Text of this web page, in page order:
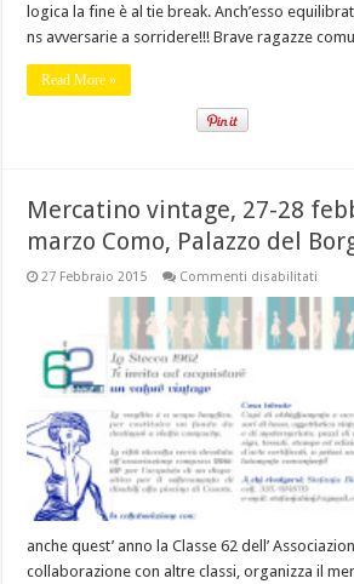
logica la fine è al tie break. Anch’esso
ns avversarie a sorridere!!! Brave ragazze
Read More »
Mercatino vintage, 27-28
marzo Como, Palazzo del
27 Febbraio 2015 Commenti disabilitati
27-
28
del
Borgo
anche quest’ anno la Classe 62 dell’
collaborazione con altre classi, organizza il